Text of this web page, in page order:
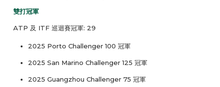
雙打冠軍
ATP 及 ITF 巡迴賽冠軍: 29
2025 Porto Challenger 100 冠軍
2025 San Marino Challenger 125 冠軍
2025 Guangzhou Challenger 75 冠軍